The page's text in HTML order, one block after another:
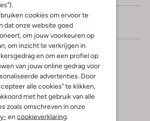
cookies om ervoor te
dat onze website goed
om jouw voorkeuren op
om inzicht te verkrijgen in
en om een profiel op
van jouw online gedrag voor
advertenties. Door
alle cookies" te klikken,
met het gebruik van alle
zoals omschreven in onze
en cookieverklaring.
(1) 5/5
1
5
Sterren
jou?